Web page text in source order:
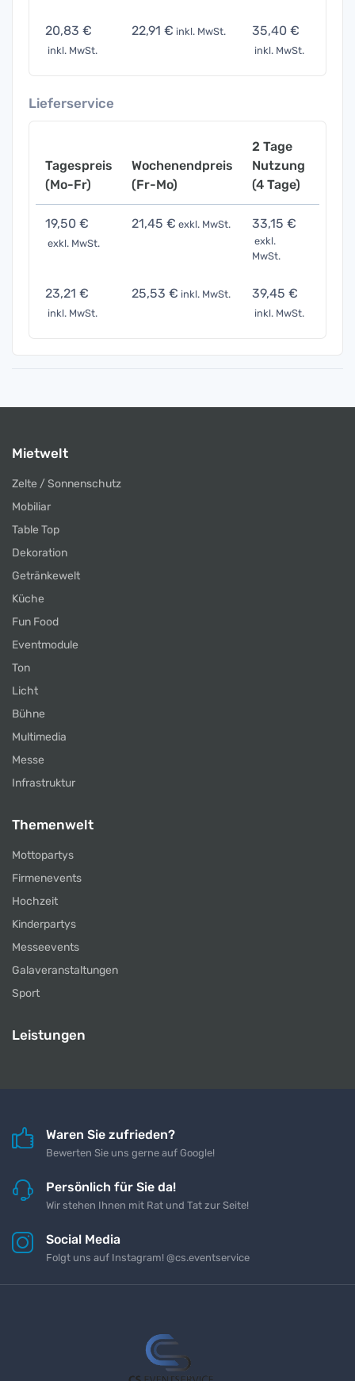
20,83 €
inkl. MwSt.
22,91 € inkl. MwSt. 35,40 €
inkl. MwSt.
Lieferservice
Tagespreis
(Mo-Fr)
Wochenendpreis
(Fr-Mo)
2 Tage
Nutzung
(4 Tage)
19,50 €
exkl. MwSt.
21,45 € exkl. MwSt. 33,15 €
exkl.
MwSt.
23,21 €
inkl. MwSt.
25,53 € inkl. MwSt. 39,45 €
inkl. MwSt.
Mietwelt
Zelte / Sonnenschutz
Mobiliar
Table Top
Dekoration
Getränkewelt
Küche
Fun Food
Eventmodule
Ton
Licht
Bühne
Multimedia
Messe
Infrastruktur
Themenwelt
Mottopartys
Firmenevents
Hochzeit
Kinderpartys
Messeevents
Galaveranstaltungen
Sport
Leistungen
Waren Sie zufrieden?
Bewerten Sie uns gerne auf Google!
Persönlich für Sie da!
Wir stehen Ihnen mit Rat und Tat zur Seite!
Social Media
Folgt uns auf Instagram! @cs.eventservice